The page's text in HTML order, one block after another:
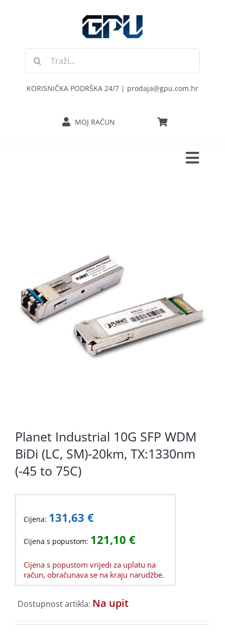
Traži...
KORISNIČKA PODRŠKA 24/7 | prodaja@gpu.com.hr
MOJ RAČUN
KABELI I KONEKTORI
MREŽNA OPREMA
PRINTERI
Planet Industrial 10G SFP WDM
BiDi (LC, SM)-20km, TX:1330nm
(-45 to 75C)
Cijena: 131,63 €
Cijena s popustom: 121,10 €
Cijena s popustom vrijedi za uplatu na
račun, obračunava se na kraju narudžbe.
Dostupnost artikla: Na upit